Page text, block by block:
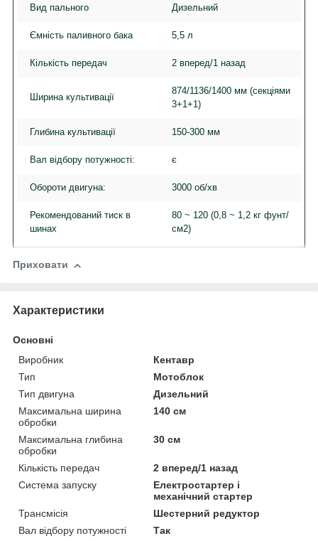
Вид пального Дизельний
Ємність паливного бака 5,5 л
Кількість передач 2 вперед/1 назад
Ширина культивації
874/1136/1400 мм (секціями
3+1+1)
Глибина культивації 150-300 мм
Вал відбору потужності: є
Обороти двигуна: 3000 об/хв
Рекомендований тиск в
шинах
80 ~ 120 (0,8 ~ 1,2 кг фунт/
см2)
Приховати
Характеристики
Основні
Виробник
Кентавр
Тип
Мотоблок
Тип двигуна
Дизельний
Максимальна ширина
обробки
140 см
Максимальна глибина
обробки
30 см
Кількість передач
2 вперед/1 назад
Система запуску
Електростартер і
механічний стартер
Трансмісія
Шестерний редуктор
Вал відбору потужності
Так